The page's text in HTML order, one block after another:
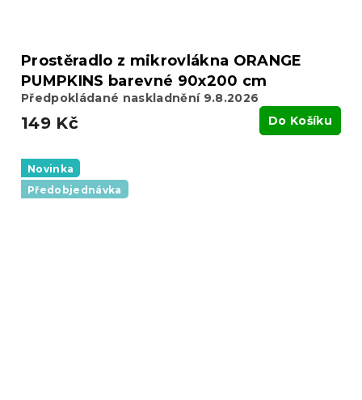
Prostěradlo z mikrovlákna ORANGE
PUMPKINS barevné 90x200 cm
Předpokládané naskladnění 9.8.2026
149 Kč Do Košíku
Novinka
Předobjednávka